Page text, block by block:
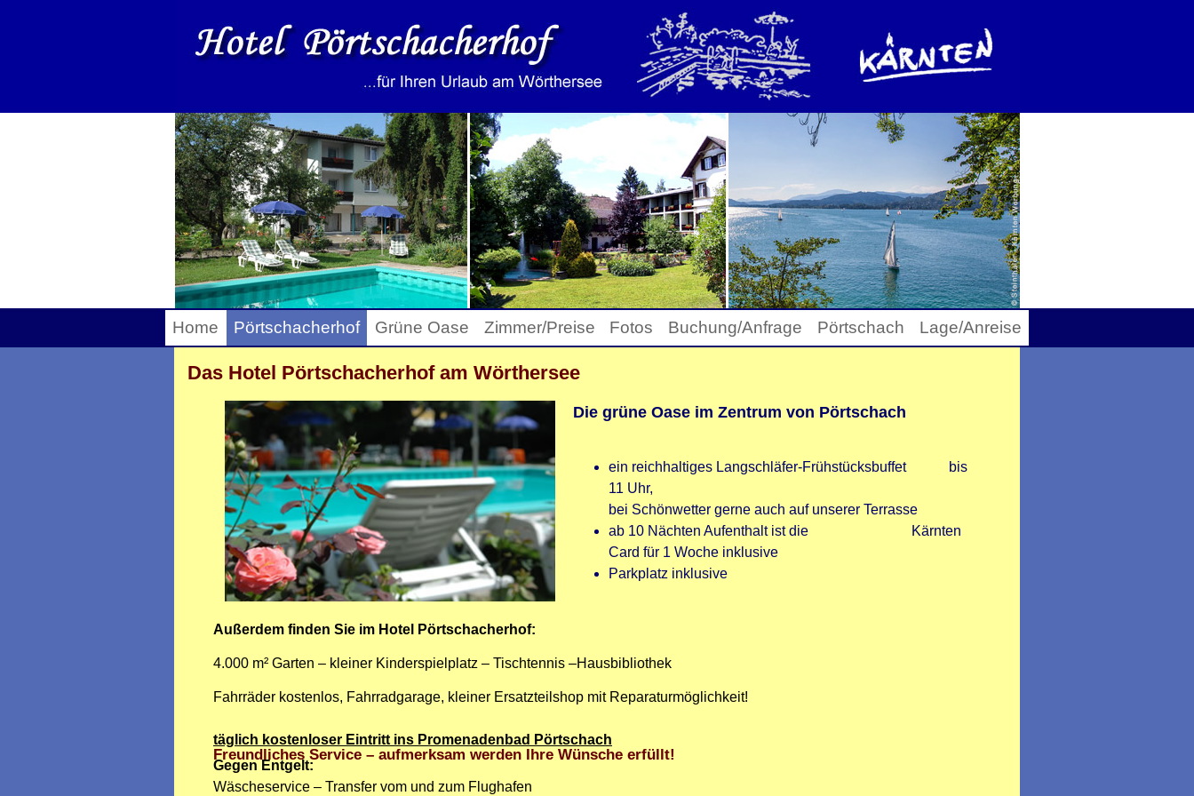
Home Pörtschacherhof Grüne Oase Zimmer/Preise Fotos Buchung/Anfrage Pörtschach Lage/Anreise
Das Hotel Pörtschacherhof am Wörthersee
Die grüne Oase im Zentrum von Pörtschach
ein reichhaltiges Langschläfer-Frühstücksbuffet bis
11 Uhr,
bei Schönwetter gerne auch auf unserer Terrasse
ab 10 Nächten Aufenthalt ist die Kärnten
Card für 1 Woche inklusive
Parkplatz inklusive
Außerdem finden Sie im Hotel Pörtschacherhof:
4.000 m² Garten – kleiner Kinderspielplatz – Tischtennis –Hausbibliothek
Fahrräder kostenlos, Fahrradgarage, kleiner Ersatzteilshop mit Reparaturmöglichkeit!
täglich kostenloser Eintritt ins Promenadenbad Pörtschach
Freundliches Service – aufmerksam werden Ihre Wünsche erfüllt!
Gegen Entgelt:
Wäscheservice – Transfer vom und zum Flughafen